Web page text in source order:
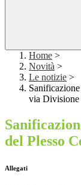
Home >
Novità >
Le notizie >
via Divisione
del Plesso
Allegati